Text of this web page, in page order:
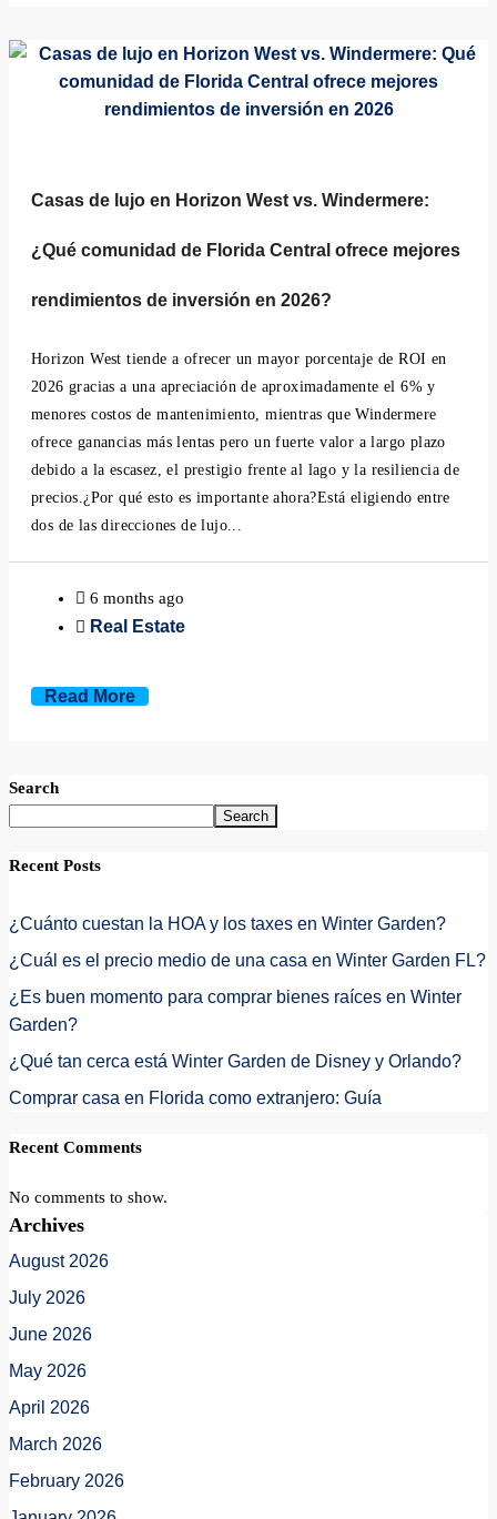
Casas de lujo en Horizon West vs. Windermere:
¿Qué comunidad de Florida Central ofrece mejores
rendimientos de inversión en 2026?
Horizon West tiende a ofrecer un mayor porcentaje de ROI en
2026 gracias a una apreciación de aproximadamente el 6% y
menores costos de mantenimiento, mientras que Windermere
ofrece ganancias más lentas pero un fuerte valor a largo plazo
debido a la escasez, el prestigio frente al lago y la resiliencia de
precios.¿Por qué esto es importante ahora?Está eligiendo entre
dos de las direcciones de lujo...
6 months ago
Real Estate
Read More
Search
Search
Recent Posts
¿Cuánto cuestan la HOA y los taxes en Winter Garden?
¿Cuál es el precio medio de una casa en Winter Garden FL?
¿Es buen momento para comprar bienes raíces en Winter
Garden?
¿Qué tan cerca está Winter Garden de Disney y Orlando?
Comprar casa en Florida como extranjero: Guía
Recent Comments
No comments to show.
Archives
August 2026
July 2026
June 2026
May 2026
April 2026
March 2026
February 2026